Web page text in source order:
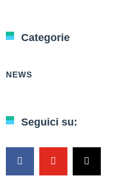
Categorie
NEWS
Seguici su: